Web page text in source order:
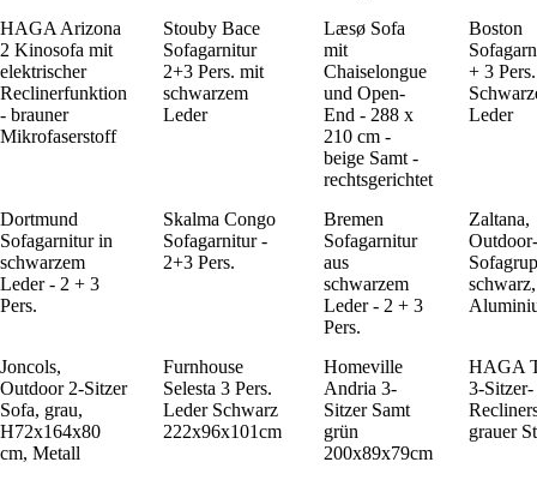
HAGA Arizona
2 Kinosofa mit
elektrischer
Reclinerfunktion
- brauner
Mikrofaserstoff
Stouby Bace
Sofagarnitur
2+3 Pers. mit
schwarzem
Leder
Læsø Sofa
mit
Chaiselongue
und Open-
End - 288 x
210 cm -
beige Samt -
rechtsgerichtet
Boston
+ 3
Leder
Dortmund
Sofagarnitur in
schwarzem
Leder - 2 + 3
Pers.
Skalma Congo
Sofagarnitur -
2+3 Pers.
Bremen
Sofagarnitur
aus
schwarzem
Leder - 2 + 3
Pers.
Zaltana,
Outdoor-
schwarz,
Joncols,
Outdoor 2-Sitzer
Sofa, grau,
H72x164x80
cm, Metall
Furnhouse
Selesta 3 Pers.
Leder Schwarz
222x96x101cm
Homeville
Andria 3-
Sitzer Samt
grün
200x89x79cm
HAGA
3-Sitzer-
grauer